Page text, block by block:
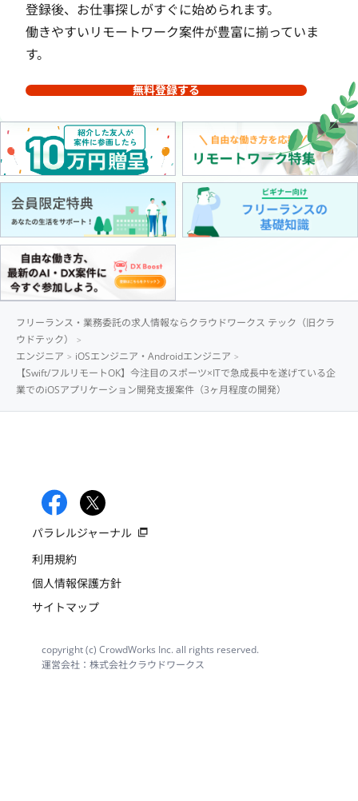
登録後、お仕事探しがすぐに始められます。
働きやすいリモートワーク案件が豊富に揃っていま
す。
無料登録する
フリーランス・業務委託の求人情報ならクラウドワークス テック（旧クラ
ウドテック）
エンジニア
iOSエンジニア・Androidエンジニア
【Swift/フルリモートOK】今注目のスポーツ×ITで急成長中を遂げている企
業でのiOSアプリケーション開発支援案件（3ヶ月程度の開発）
パラレルジャーナル
利用規約
個人情報保護方針
サイトマップ
copyright (c) CrowdWorks Inc. all rights reserved.
運営会社：株式会社クラウドワークス